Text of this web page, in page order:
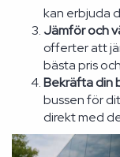
kan erbjuda
Jämför och
offerter att
bästa pris
Bekräfta din
bussen för
direkt med